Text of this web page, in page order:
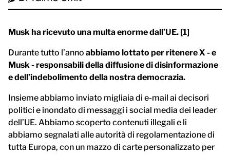
Musk ha ricevuto una multa enorme dall’UE. [1]
Durante tutto l’anno abbiamo lottato per ritenere X - e
Musk - responsabili della diffusione di disinformazione
e dell’indebolimento della nostra democrazia.
Insieme abbiamo inviato migliaia di e-mail ai decisori
politici e inondato di messaggi i social media dei leader
dell’UE. Abbiamo scoperto contenuti illegali e li
abbiamo segnalati alle autorità di regolamentazione di
tutta Europa, con un mazzo di carte personalizzato per